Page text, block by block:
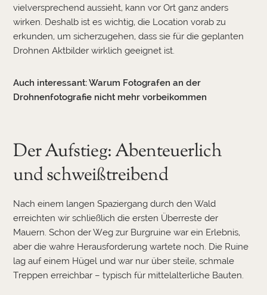
vielversprechend aussieht, kann vor Ort ganz anders
wirken. Deshalb ist es wichtig, die Location vorab zu
erkunden, um sicherzugehen, dass sie für die geplanten
Drohnen Aktbilder wirklich geeignet ist.
Auch interessant:Warum Fotografen an der
Drohnenfotografie nicht mehr vorbeikommen
Der Aufstieg: Abenteuerlich
und schweißtreibend
Nach einem langen Spaziergang durch den Wald
erreichten wir schließlich die ersten Überreste der
Mauern. Schon der Weg zur Burgruine war ein Erlebnis,
aber die wahre Herausforderung wartete noch. Die Ruine
lag auf einem Hügel und war nur über steile, schmale
Treppen erreichbar – typisch für mittelalterliche Bauten.